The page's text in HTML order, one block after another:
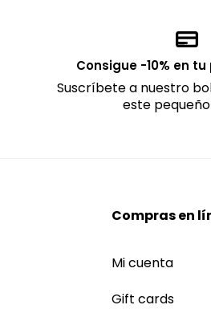
Consigue -10% en
Suscríbete a nuestro
este
Compras en
Mi cuenta
Gift cards